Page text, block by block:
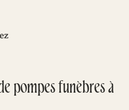
pompes funèbres à